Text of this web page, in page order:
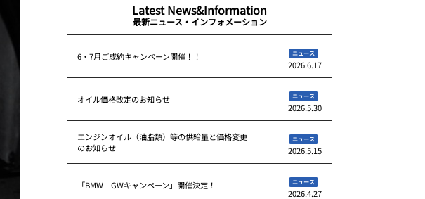
Latest News&Information
最新ニュース・インフォメーション
6・7月ご成約キャンペーン開催！！ ニュース
2026.6.17
オイル価格改定のお知らせ ニュース
2026.5.30
エンジンオイル（油脂類）等の供給量と価格変更
のお知らせ
ニュース
2026.5.15
「BMW GWキャンペーン」開催決定！ ニュース
2026.4.27